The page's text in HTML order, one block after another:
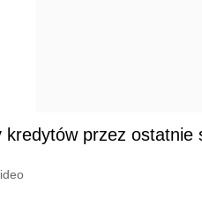
kredytów przez ostatnie